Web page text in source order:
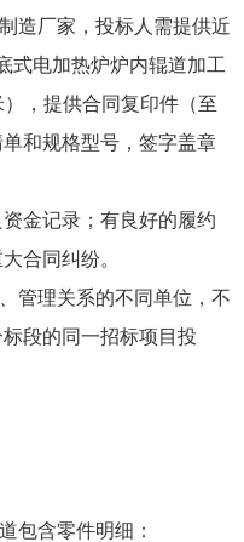
造厂家，投标人需提供近
式电加热炉炉内辊道加工
），提供合同复印件（至
和规格型号，签字盖章
金记录；有良好的履约
合同纠纷。
管理关系的不同单位，不
段的同一招标项目投
包含零件明细：